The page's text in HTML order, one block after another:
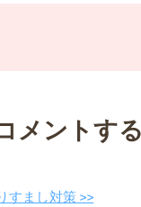
メントする
すまし対策 >>